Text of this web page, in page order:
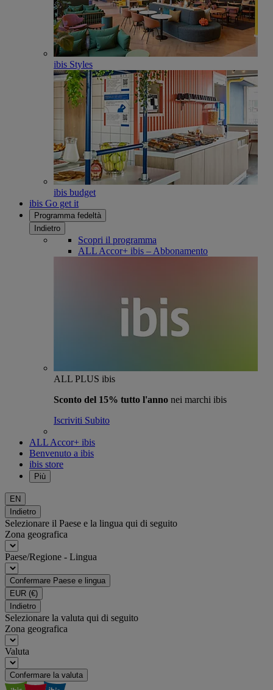
ibis Styles
ibis budget
ibis Go get it
Programma fedeltà
Indietro
Scopri il programma
ALL Accor+ ibis – Abbonamento
ALL PLUS ibis
Sconto del 15% tutto l'anno nei marchi ibis
Iscriviti Subito
ALL Accor+ ibis
Benvenuto a ibis
ibis store
Più
EN
Indietro
Selezionare il Paese e la lingua qui di seguito
Zona geografica
Paese/Regione - Lingua
Confermare Paese e lingua
EUR (€)
Indietro
Selezionare la valuta qui di seguito
Zona geografica
Valuta
Confermare la valuta